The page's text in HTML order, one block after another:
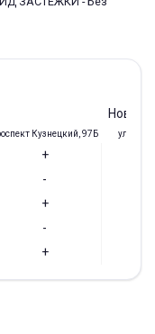
Кузнецкий, 97Б ул. Доз,
+
-
+
-
+